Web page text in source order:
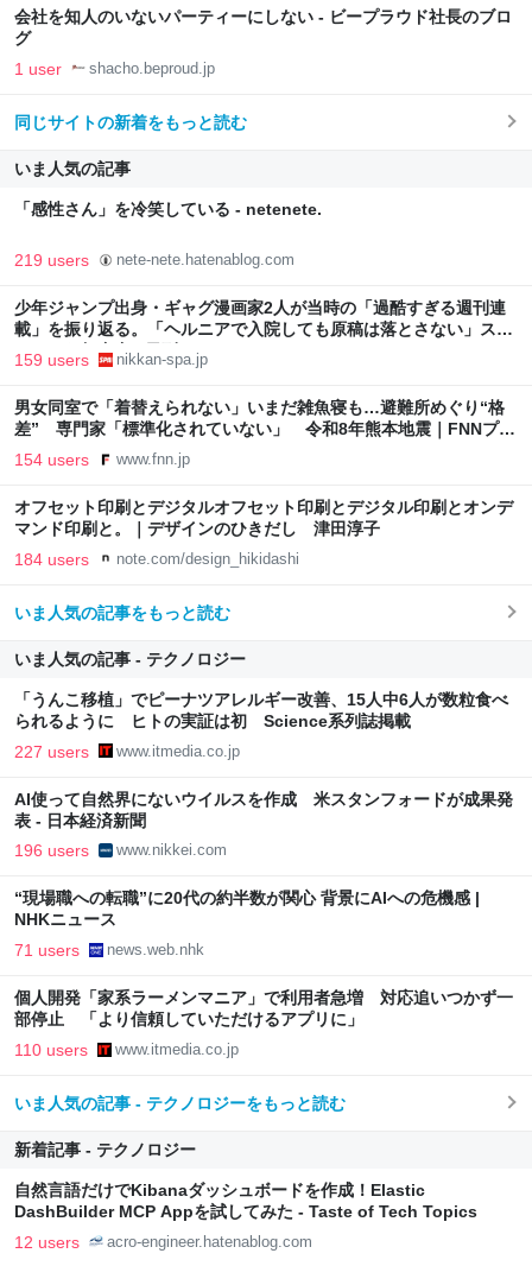
会社を知人のいないパーティーにしない - ビープラウド社長のブロ
グ
1 user shacho.beproud.jp
同じサイトの新着をもっと読む
いま人気の記事
「感性さん」を冷笑している - netenete.
219 users nete-nete.hatenablog.com
少年ジャンプ出身・ギャグ漫画家2人が当時の「過酷すぎる週刊連
載」を振り返る。「ヘルニアで入院しても原稿は落とさない」スト
イックな舞台裏 | 日刊SPA!
159 users nikkan-spa.jp
男女同室で「着替えられない」いまだ雑魚寝も…避難所めぐり“格
差” 専門家「標準化されていない」 令和8年熊本地震｜FNNプラ
イムオンライン
154 users www.fnn.jp
オフセット印刷とデジタルオフセット印刷とデジタル印刷とオンデ
マンド印刷と。｜デザインのひきだし 津田淳子
184 users note.com/design_hikidashi
いま人気の記事をもっと読む
いま人気の記事 - テクノロジー
「うんこ移植」でピーナツアレルギー改善、15人中6人が数粒食べ
られるように ヒトの実証は初 Science系列誌掲載
227 users www.itmedia.co.jp
AI使って自然界にないウイルスを作成 米スタンフォードが成果発
表 - 日本経済新聞
196 users www.nikkei.com
“現場職への転職”に20代の約半数が関心 背景にAIへの危機感 |
NHKニュース
71 users news.web.nhk
個人開発「家系ラーメンマニア」で利用者急増 対応追いつかず一
部停止 「より信頼していただけるアプリに」
110 users www.itmedia.co.jp
いま人気の記事 - テクノロジーをもっと読む
新着記事 - テクノロジー
自然言語だけでKibanaダッシュボードを作成！Elastic
DashBuilder MCP Appを試してみた - Taste of Tech Topics
12 users acro-engineer.hatenablog.com